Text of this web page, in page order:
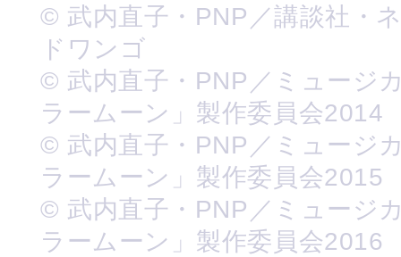
© 武内直子・PNP／講談社・
ドワンゴ
© 武内直子・PNP／ミュージ
ラームーン」製作委員会2014
© 武内直子・PNP／ミュージ
ラームーン」製作委員会2015
© 武内直子・PNP／ミュージ
ラームーン」製作委員会2016